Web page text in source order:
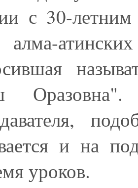
с 30-
и на
уроков.